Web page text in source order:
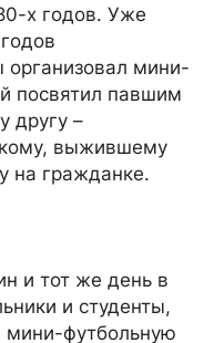
х годов. Уже
организовал мини-
посвятил павшим
другу –
выжившему
на гражданке.
и тот же день в
и студенты,
мини-футбольную